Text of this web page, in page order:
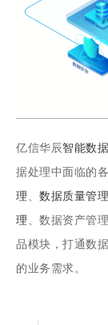
亿信华辰智能数
据处理中面临的
理 、数据质量管理
理 、数据资产管
品模块，打通数
的业务需求。